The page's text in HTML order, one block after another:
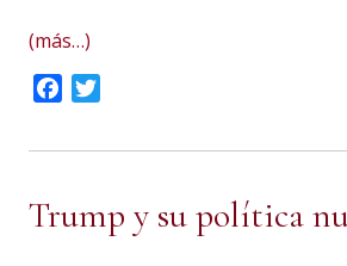
(más…)
Facebook
Trump y su política